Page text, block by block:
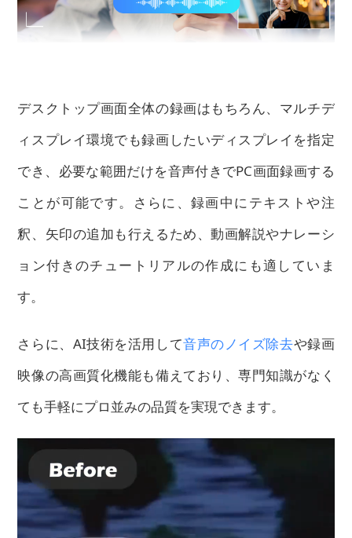
デスクトップ画面全体の録画はもちろん、マルチデ
ィスプレイ環境でも録画したいディスプレイを指定
でき、必要な範囲だけを音声付きでPC画面録画する
ことが可能です。さらに、録画中にテキストや注
釈、矢印の追加も行えるため、動画解説やナレーシ
ョン付きのチュートリアルの作成にも適していま
す。
さらに、AI技術を活用して音声のノイズ除去や録画
映像の高画質化機能も備えており、専門知識がなく
ても手軽にプロ並みの品質を実現できます。